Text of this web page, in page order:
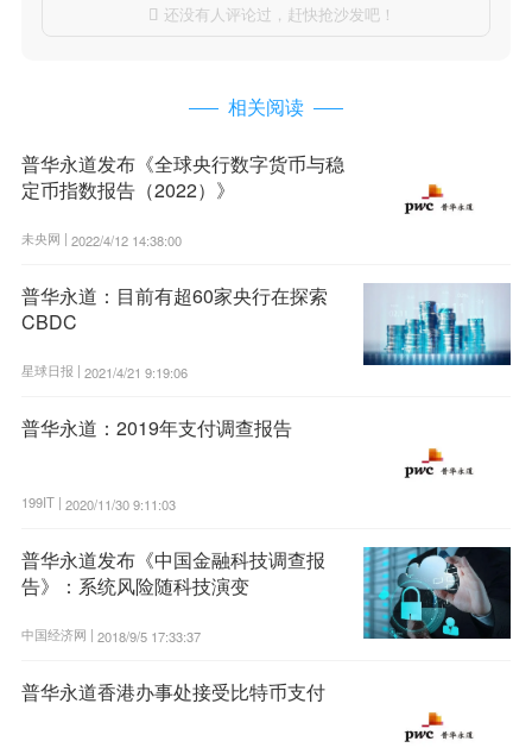
 还没有人评论过，赶快抢沙发吧！
相关阅读
普华永道发布《全球央行数字货币与稳
定币指数报告（2022）》
未央网 | 2022/4/12 14:38:00
普华永道：目前有超60家央行在探索
CBDC
星球日报 | 2021/4/21 9:19:06
普华永道：2019年支付调查报告
199IT | 2020/11/30 9:11:03
普华永道发布《中国金融科技调查报
告》：系统风险随科技演变
中国经济网 | 2018/9/5 17:33:37
普华永道香港办事处接受比特币支付